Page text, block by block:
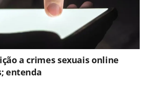
a crimes sexuais online
entenda